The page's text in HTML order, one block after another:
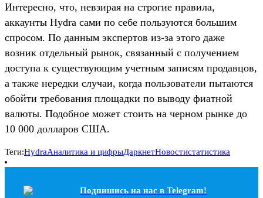
Интересно, что, невзирая на строгие правила,
аккаунты Hydra сами по себе пользуются большим
спросом. По данным экспертов из-за этого даже
возник отдельный рынок, связанный с получением
доступа к существующим учетным записям продавцов,
а также нередки случаи, когда пользователи пытаются
обойти требования площадки по выводу фиатной
валюты. Подобное может стоить на черном рынке до
10 000 долларов США.
Теги:HydraАналитика и цифрыДаркнетНовостистатистика
Подпишись на наc в Telegram!